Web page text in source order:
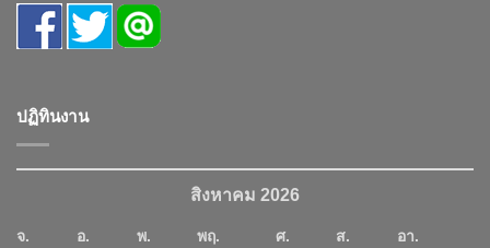
ปฏิทินงาน
สิงหาคม 2026
จ. อ. พ. พฤ. ศ. ส.
อา.